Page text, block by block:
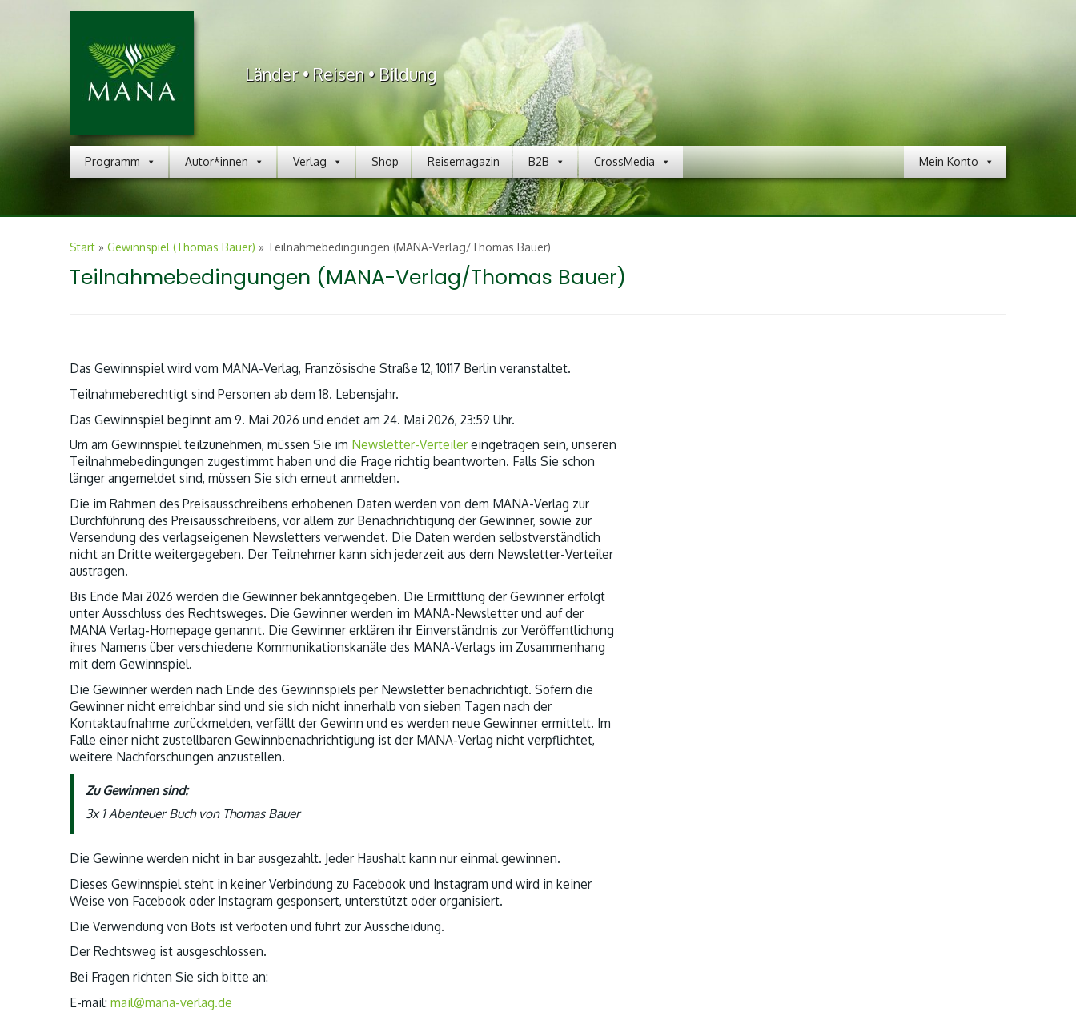
Länder • Reisen • Bildung
Programm Autor*innen Verlag Shop Reisemagazin B2B Mein Konto
CrossMedia
Start » Gewinnspiel (Thomas Bauer) » Teilnahmebedingungen (MANA-Verlag/Thomas Bauer)
Teilnahmebedingungen (MANA-Verlag/Thomas Bauer)
Das Gewinnspiel wird vom MANA-Verlag, Französische Straße 12, 10117 Berlin veranstaltet.
Teilnahmeberechtigt sind Personen ab dem 18. Lebensjahr.
Das Gewinnspiel beginnt am 9. Mai 2026 und endet am 24. Mai 2026, 23:59 Uhr.
Um am Gewinnspiel teilzunehmen, müssen Sie im Newsletter-Verteiler eingetragen sein, unseren
Teilnahmebedingungen zugestimmt haben und die Frage richtig beantworten. Falls Sie schon
länger angemeldet sind, müssen Sie sich erneut anmelden.
Die im Rahmen des Preisausschreibens erhobenen Daten werden von dem MANA-Verlag zur
Durchführung des Preisausschreibens, vor allem zur Benachrichtigung der Gewinner, sowie zur
Versendung des verlagseigenen Newsletters verwendet. Die Daten werden selbstverständlich
nicht an Dritte weitergegeben. Der Teilnehmer kann sich jederzeit aus dem Newsletter-Verteiler
austragen.
Bis Ende Mai 2026 werden die Gewinner bekanntgegeben. Die Ermittlung der Gewinner erfolgt
unter Ausschluss des Rechtsweges. Die Gewinner werden im MANA-Newsletter und auf der
MANA Verlag-Homepage genannt. Die Gewinner erklären ihr Einverständnis zur Veröffentlichung
ihres Namens über verschiedene Kommunikationskanäle des MANA-Verlags im Zusammenhang
mit dem Gewinnspiel.
Die Gewinner werden nach Ende des Gewinnspiels per Newsletter benachrichtigt. Sofern die
Gewinner nicht erreichbar sind und sie sich nicht innerhalb von sieben Tagen nach der
Kontaktaufnahme zurückmelden, verfällt der Gewinn und es werden neue Gewinner ermittelt. Im
Falle einer nicht zustellbaren Gewinnbenachrichtigung ist der MANA-Verlag nicht verpflichtet,
weitere Nachforschungen anzustellen.
Zu Gewinnen sind:
3x 1 Abenteuer Buch von Thomas Bauer
Die Gewinne werden nicht in bar ausgezahlt. Jeder Haushalt kann nur einmal gewinnen.
Dieses Gewinnspiel steht in keiner Verbindung zu Facebook und Instagram und wird in keiner
Weise von Facebook oder Instagram gesponsert, unterstützt oder organisiert.
Die Verwendung von Bots ist verboten und führt zur Ausscheidung.
Der Rechtsweg ist ausgeschlossen.
Bei Fragen richten Sie sich bitte an:
E-mail: mail@mana-verlag.de